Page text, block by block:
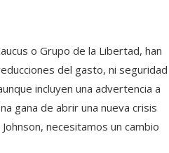
o Grupo de la Libertad, han
del gasto, ni seguridad
incluyen una advertencia a
gana de abrir una nueva crisis
necesitamos un cambio